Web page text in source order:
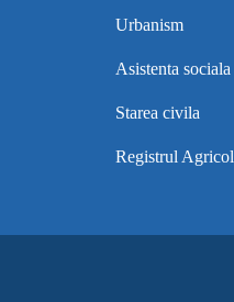
Urbanism
Asistenta sociala
Starea civila
Registrul Agricol